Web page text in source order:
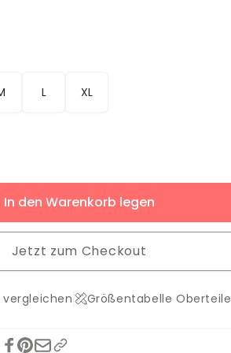
L XL
In den Warenkorb legen
Jetzt zum Checkout
Größentabelle Oberteile